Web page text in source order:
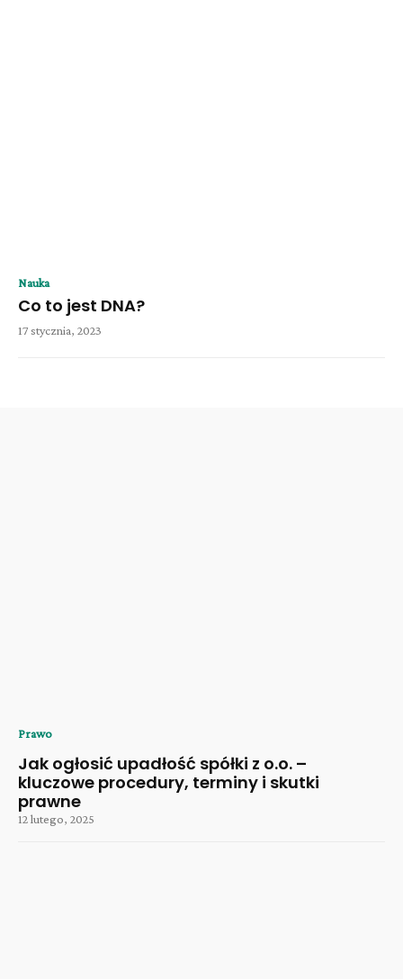
Nauka
Co to jest DNA?
17 stycznia, 2023
Prawo
Jak ogłosić upadłość spółki z o.o. –
kluczowe procedury, terminy i skutki
prawne
12 lutego, 2025